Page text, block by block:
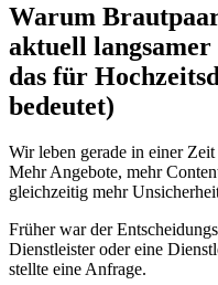
Warum
aktuell langsamer
das für
bedeutet)
Wir leben gerade in einer
Mehr Angebote, mehr
gleichzeitig mehr
Früher war der
Dienstleister oder eine
stellte eine Anfrage.